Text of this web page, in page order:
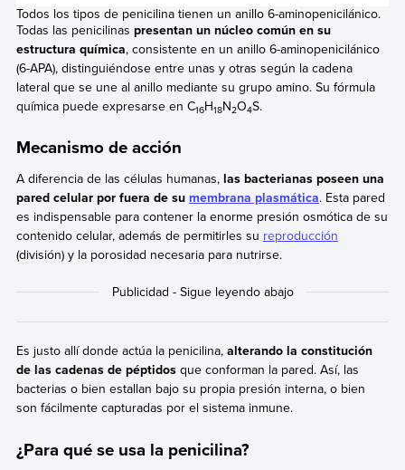
Todos los tipos de penicilina tienen un anillo 6-aminopenicilánico.
Todas las penicilinas presentan un núcleo común en su
estructura química, consistente en un anillo 6-aminopenicilánico
(6-APA), distinguiéndose entre unas y otras según la cadena
lateral que se une al anillo mediante su grupo amino. Su fórmula
química puede expresarse en C16H18N2O4S.
Mecanismo de acción
A diferencia de las células humanas, las bacterianas poseen una
pared celular por fuera de su membrana plasmática. Esta pared
es indispensable para contener la enorme presión osmótica de su
contenido celular, además de permitirles su reproducción
(división) y la porosidad necesaria para nutrirse.
Es justo allí donde actúa la penicilina,alterando la constitución
de las cadenas de péptidosque conforman la pared. Así, las
bacterias o bien estallan bajo su propia presión interna, o bien
son fácilmente capturadas por el sistema inmune.
¿Para qué se usa la penicilina?